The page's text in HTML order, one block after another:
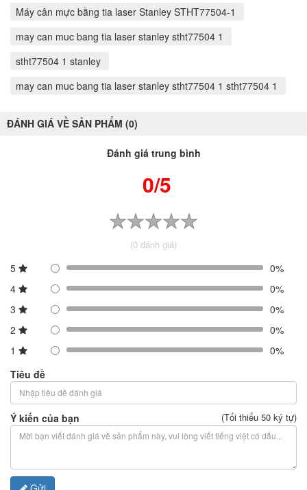
Máy cân mực bằng tia laser Stanley STHT77504-1
may can muc bang tia laser stanley stht77504 1
stht77504 1 stanley
may can muc bang tia laser stanley stht77504 1 stht77504 1
ĐÁNH GIÁ VỀ SẢN PHẨM (0)
Đánh giá trung bình
0/5
(0 đánh giá)
5
0%
4
0%
3
0%
2
0%
1
0%
Tiêu đề
Ý kiến của bạn (Tối thiểu 50 ký tự)